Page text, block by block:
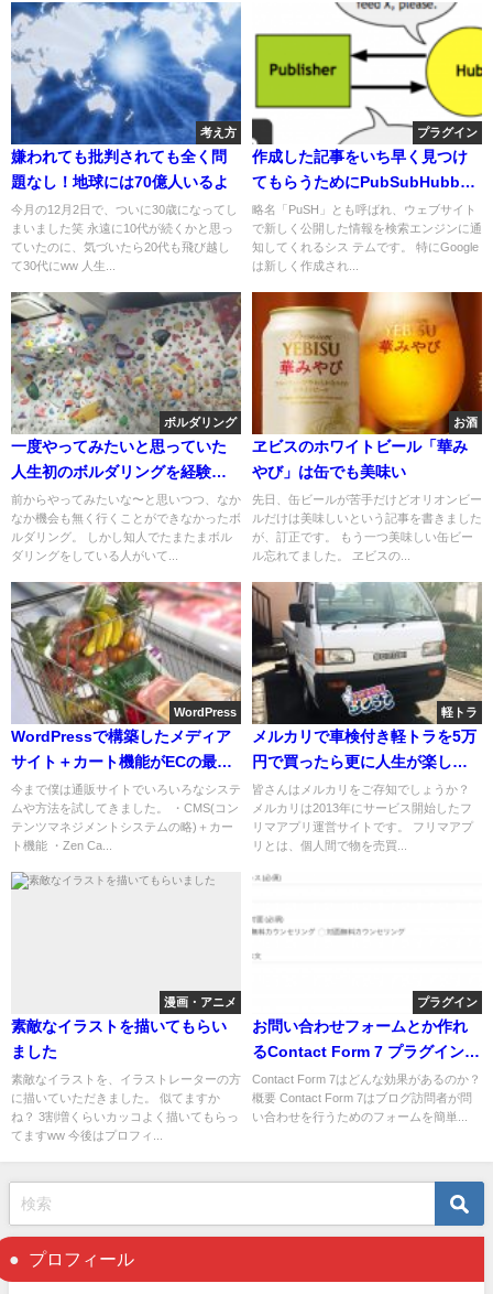
考え方
嫌われても批判されても全く問
題なし！地球には70億人いるよ
今月の12月2日で、ついに30歳になってし
まいました笑 永遠に10代が続くかと思っ
ていたのに、気づいたら20代も飛び越し
て30代にww 人生...
プラグイン
作成した記事をいち早く見つけ
てもらうためにPubSubHubbub
を設定せよ
略名「PuSH」とも呼ばれ、ウェブサイト
で新しく公開した情報を検索エンジンに通
知してくれるシス テムです。 特にGoogle
は新しく作成され...
ボルダリング
一度やってみたいと思っていた
人生初のボルダリングを経験し
てきた
前からやってみたいな〜と思いつつ、なか
なか機会も無く行くことができなかったボ
ルダリング。 しかし知人でたまたまボル
ダリングをしている人がいて...
お酒
ヱビスのホワイトビール「華み
やび」は缶でも美味い
先日、缶ビールが苦手だけどオリオンビー
ルだけは美味しいという記事を書きました
が、訂正です。 もう一つ美味しい缶ビー
ル忘れてました。 ヱビスの...
WordPress
WordPressで構築したメディア
サイト＋カート機能がECの最強
型だと思う今日このごろ
今まで僕は通販サイトでいろいろなシステ
ムや方法を試してきました。 ・CMS(コン
テンツマネジメントシステムの略)＋カー
ト機能 ・Zen Ca...
軽トラ
メルカリで車検付き軽トラを5万
円で買ったら更に人生が楽しく
なった
皆さんはメルカリをご存知でしょうか？
メルカリは2013年にサービス開始したフ
リマアプリ運営サイトです。 フリマアプ
リとは、個人間で物を売買...
漫画・アニメ
素敵なイラストを描いてもらい
ました
素敵なイラストを、イラストレーターの方
に描いていただきました。 似てますか
ね？ 3割増くらいカッコよく描いてもらっ
てますww 今後はプロフィ...
プラグイン
お問い合わせフォームとか作れ
るContact Form 7 プラグインの
効果と使い方
Contact Form 7はどんな効果があるのか？
概要 Contact Form 7はブログ訪問者が問
い合わせを行うためのフォームを簡単...
プロフィール